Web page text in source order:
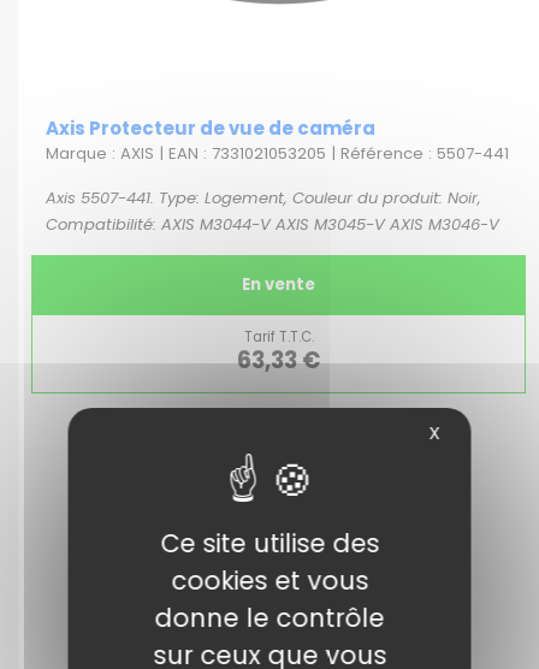
Axis Protecteur de vue de caméra
Marque : AXIS | EAN : 7331021053205 | Référence : 5507-441
Axis 5507-441. Type: Logement, Couleur du produit: Noir,
Compatibilité: AXIS M3044-V AXIS M3045-V AXIS M3046-V
En vente
Tarif T.T.C.
63,33 €
X
Ce site utilise des
cookies et vous
donne le contrôle
sur ceux que vous